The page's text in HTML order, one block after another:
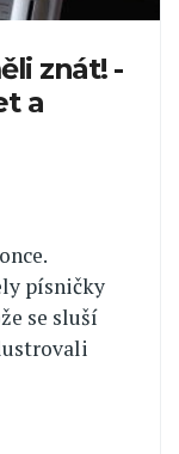
znát! -
a
písničky
se sluší